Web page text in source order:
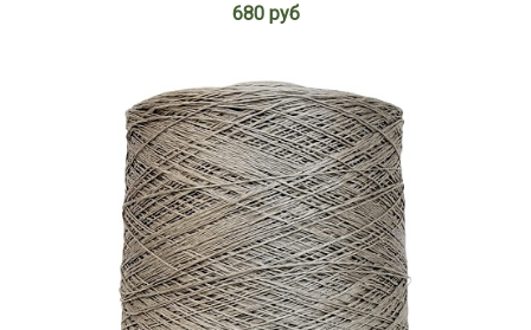
680 руб